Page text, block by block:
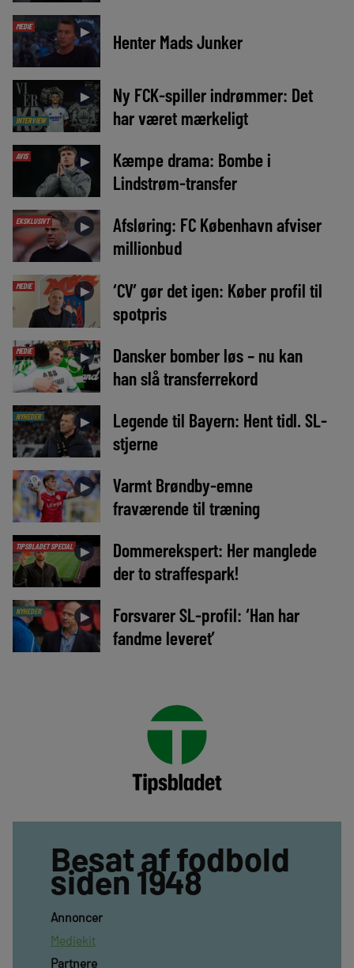
MEDIE ► Henter Mads Junker
INTERVIEW
►
Ny FCK-spiller indrømmer: Det
har været mærkeligt
AVIS ►
Kæmpe drama: Bombe i
Lindstrøm-transfer
EKSKLUSIVT ►
Afsløring: FC København afviser
millionbud
MEDIE ►
‘CV’ gør det igen: Køber profil til
spotpris
MEDIE ►
Dansker bomber løs – nu kan
han slå transferrekord
NYHEDER ►
Legende til Bayern: Hent tidl. SL-
stjerne
►
Varmt Brøndby-emne
fraværende til træning
TIPSBLADET SPECIAL ►
Dommerekspert: Her manglede
der to straffespark!
NYHEDER ►
Forsvarer SL-profil: ‘Han har
fandme leveret’
Besat af fodbold
siden 1948
Annoncer
Mediekit
Partnere